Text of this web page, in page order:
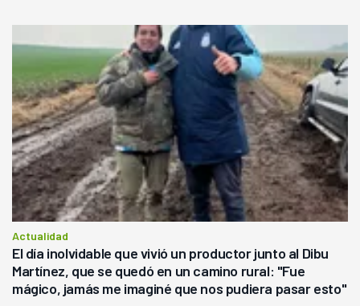
Actualidad
El día inolvidable que vivió un productor junto al Dibu
Martínez, que se quedó en un camino rural: "Fue
mágico, jamás me imaginé que nos pudiera pasar esto"